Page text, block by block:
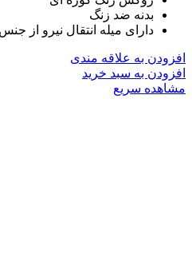
بدنه ضد زنگ
دارای میله انتقال نیرو از
افزودن به علاقه مندی
افزودن به سبد خرید
مشاهده سریع